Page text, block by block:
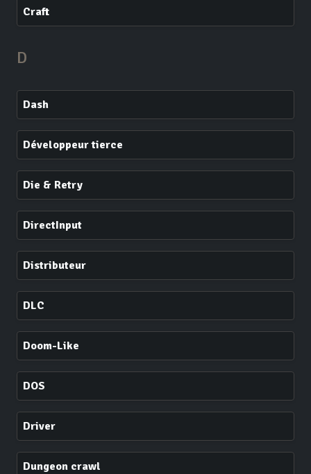
Craft
D
Dash
Développeur tierce
Die & Retry
DirectInput
Distributeur
DLC
Doom-Like
DOS
Driver
Dungeon crawl